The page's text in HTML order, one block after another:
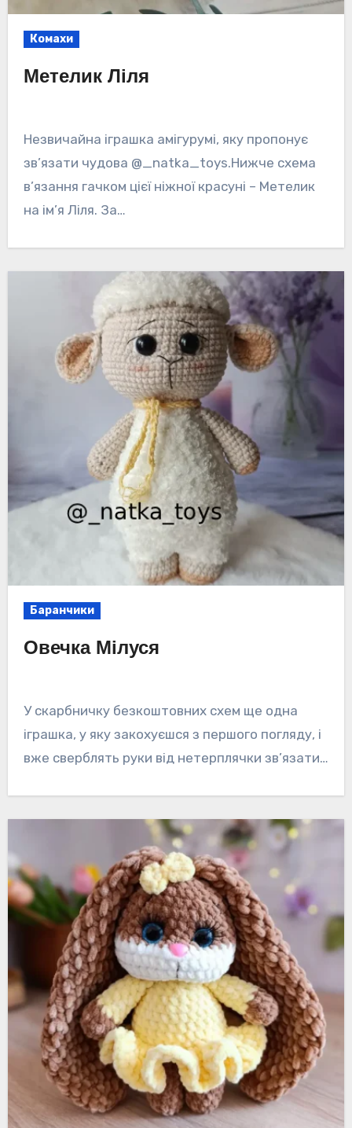
Комахи
Метелик Ліля
Незвичайна іграшка амігурумі, яку пропонує
зв’язати чудова @_natka_toys.Нижче схема
в’язання гачком цієї ніжної красуні – Метелик
на ім’я Ліля. За…
Баранчики
Овечка Мілуся
У скарбничку безкоштовних схем ще одна
іграшка, у яку закохуєшся з першого погляду, і
вже сверблять руки від нетерплячки зв’язати…